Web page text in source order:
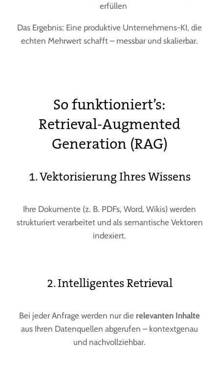
erfüllen
Das Ergebnis: Eine produktive Unternehmens-KI, die
echten Mehrwert schafft – messbar und skalierbar.
So funktioniert’s:
Retrieval-Augmented
Generation (RAG)
1. Vektorisierung Ihres Wissens
Ihre Dokumente (z. B. PDFs, Word, Wikis) werden
strukturiert verarbeitet und als semantische Vektoren
indexiert.
2. Intelligentes Retrieval
Bei jeder Anfrage werden nur die relevanten Inhalte
aus Ihren Datenquellen abgerufen – kontextgenau
und nachvollziehbar.